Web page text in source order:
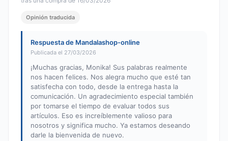
Opinión traducida
Respuesta de Mandalashop-online
Publicada el 27/03/2026
¡Muchas gracias, Monika! Sus palabras realmente
nos hacen felices. Nos alegra mucho que esté tan
satisfecha con todo, desde la entrega hasta la
comunicación. Un agradecimiento especial también
por tomarse el tiempo de evaluar todos sus
artículos. Eso es increíblemente valioso para
nosotros y significa mucho. Ya estamos deseando
darle la bienvenida de nuevo.